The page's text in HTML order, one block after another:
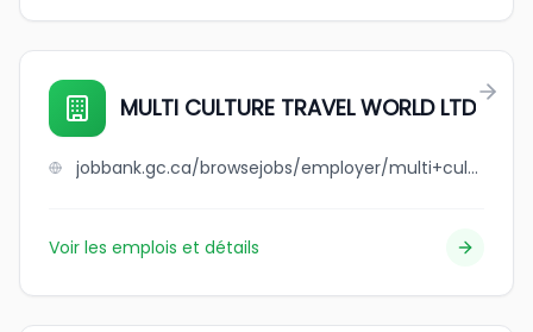
MULTI CULTURE TRAVEL WORLD LTD
jobbank.gc.ca/browsejobs/employer/multi+culture+travel+world+ltd/ca
Voir les emplois et détails